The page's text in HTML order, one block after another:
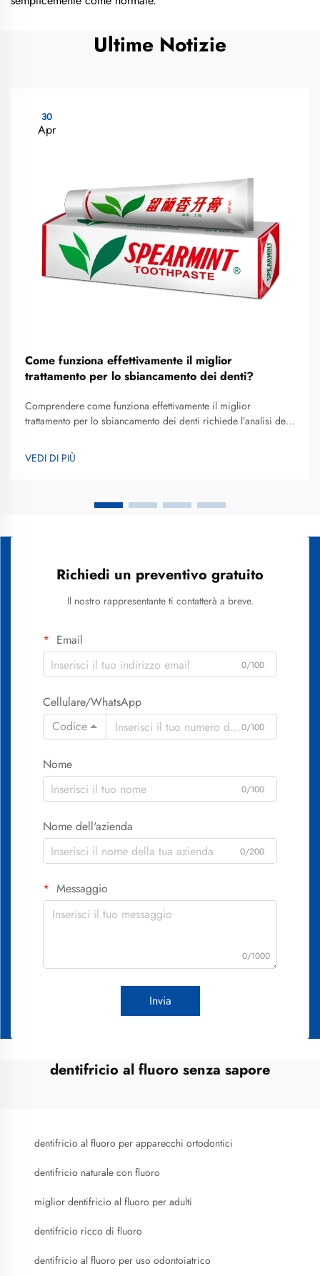
Ultime Notizie
30
Apr
Come funziona effettivamente il miglior
trattamento per lo sbiancamento dei denti?
Comprendere come funziona effettivamente il miglior
trattamento per lo sbiancamento dei denti richiede l’analisi dei
procedurali che trasformano lo smalto ingiallito in un sorriso
più luminoso. Lo sbiancamento dei denti si è evoluto da metodi
VEDI DI PIÙ
Richiedi un preventivo gratuito
Il nostro rappresentante ti contatterà a breve.
Email
0/100
Cellulare/WhatsApp
Codice
0/100
Nome
0/100
Nome dell'azienda
0/200
Messaggio
0/1000
Invia
dentifricio al fluoro senza sapore
dentifricio al fluoro per apparecchi ortodontici
dentifricio naturale con fluoro
miglior dentifricio al fluoro per adulti
dentifricio ricco di fluoro
dentifricio al fluoro per uso odontoiatrico